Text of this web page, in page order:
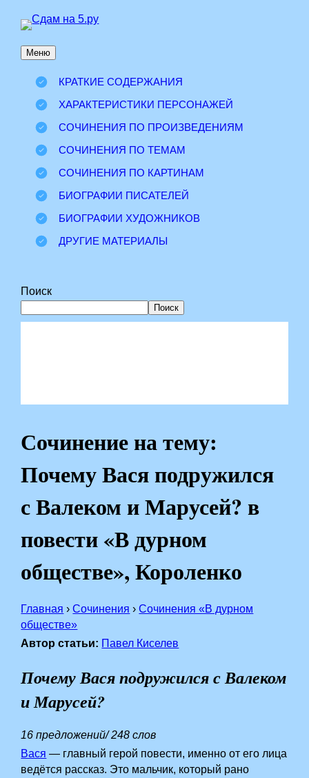
Перейти
содержимому
Меню
КРАТКИЕ СОДЕРЖАНИЯ
ХАРАКТЕРИСТИКИ ПЕРСОНАЖЕЙ
СОЧИНЕНИЯ ПО ПРОИЗВЕДЕНИЯМ
СОЧИНЕНИЯ ПО ТЕМАМ
СОЧИНЕНИЯ ПО КАРТИНАМ
БИОГРАФИИ ПИСАТЕЛЕЙ
БИОГРАФИИ ХУДОЖНИКОВ
ДРУГИЕ МАТЕРИАЛЫ
Поиск
Поиск
Сочинение на тему:
Почему Вася подружился
с Валеком и Марусей? в
повести «В дурном
обществе», Короленко
Главная › Сочинения › Сочинения «В дурном
обществе»
Автор статьи: Павел Киселев
Почему Вася подружился с Валеком
и Марусей?
16 предложений/ 248 слов
Вася — главный герой повести, именно от его лица
ведётся рассказ. Это мальчик, который рано